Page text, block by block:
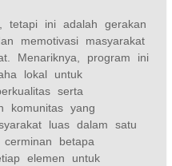
tetapi ini adalah gerakan
memotivasi masyarakat
Menariknya, program ini
lokal untuk
serta
komunitas yang
luas dalam satu
betapa
elemen untuk